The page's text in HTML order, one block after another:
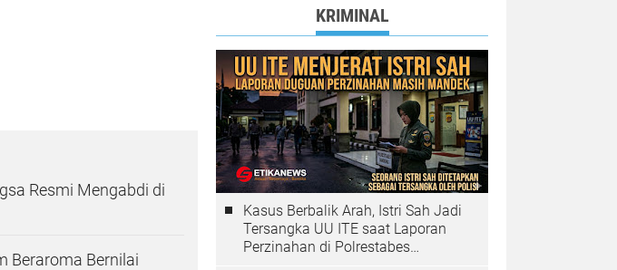
Resmi Mengabdi di
Beraroma Bernilai
KRIMINAL
Kasus Berbalik Arah, Istri Sah Jadi
Tersangka UU ITE saat Laporan
Perzinahan di Polrestabes